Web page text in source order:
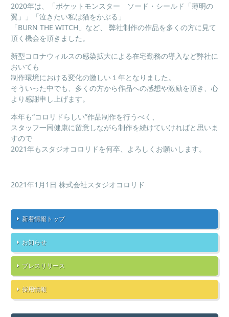
2020年は、「ポケットモンスター ソード・シールド「薄明の
翼」」「泣きたい私は猫をかぶる」
「BURN THE WITCH」など、 弊社制作の作品を多くの方に見て
頂く機会を頂きました。
新型コロナウィルスの感染拡大による在宅勤務の導入など弊社に
おいても
制作環境における変化の激しい１年となりました。
そういった中でも、多くの方から作品への感想や激励を頂き、心
より感謝申し上げます。
本年も“コロリドらしい”作品制作を行うべく、
スタッフ一同健康に留意しながら制作を続けていければと思いま
すので
2021年もスタジオコロリドを何卒、よろしくお願いします。
2021年1月1日 株式会社スタジオコロリド
新着情報トップ
お知らせ
プレスリリース
採用情報